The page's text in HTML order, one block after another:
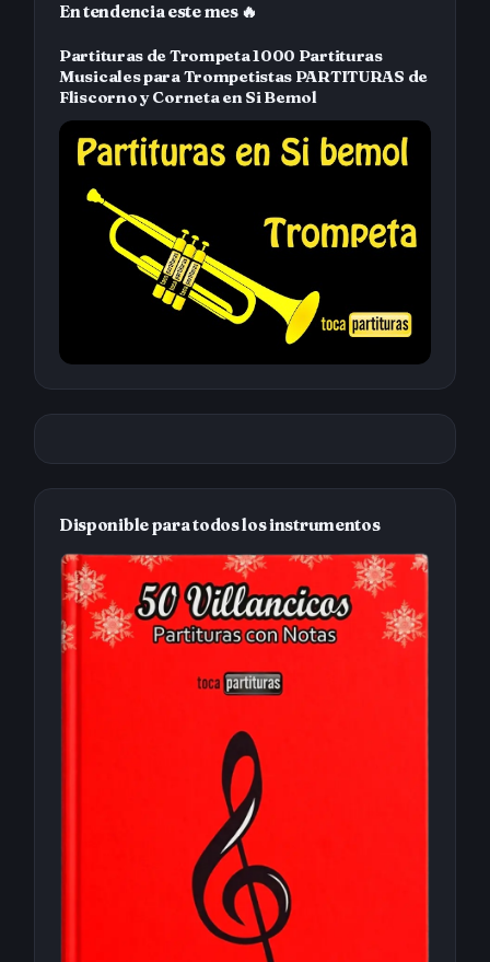
En tendencia este mes 🔥
Partituras de Trompeta 1000 Partituras
Musicales para Trompetistas PARTITURAS de
Fliscorno y Corneta en Si Bemol
Disponible para todos los instrumentos